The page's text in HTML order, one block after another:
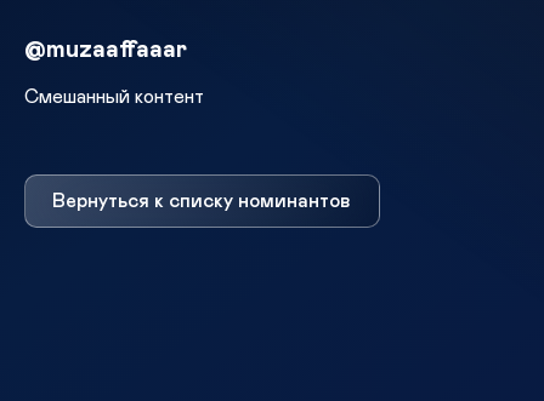
@muzaaffaaar
Смешанный контент
Вернуться к списку номинантов